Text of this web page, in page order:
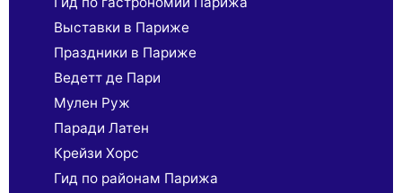
Выставки в Париже
Праздники в Париже
Ведетт де Пари
Мулен Руж
Паради Латен
Крейзи Хорс
Гид по районам Парижа